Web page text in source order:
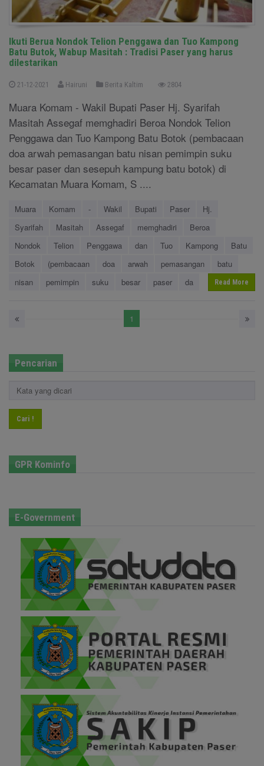
Ikuti Berua Nondok Telion Penggawa dan Tuo Kampong
Batu Butok, Wabup Masitah : Tradisi Paser yang harus
dilestarikan
21-12-2021 Hairuni Berita Kaltim 2804
Muara Komam - Wakil Bupati Paser Hj. Syarifah
Masitah Assegaf memghadiri Beroa Nondok Telion
Penggawa dan Tuo Kampong Batu Botok (pembacaan
doa arwah pemasangan batu nisan pemimpin suku
besar paser dan sesepuh kampung batu botok) di
Kecamatan Muara Komam, S ....
Muara Komam - Wakil Bupati Paser
Hj.
Syarifah
Masitah Assegaf memghadiri
Beroa
Nondok
Telion Penggawa dan Tuo Kampong
Batu
Botok
(pembacaan doa arwah pemasangan
batu
nisan
pemimpin suku besar paser da Read More
1
Pencarian
Cari !
GPR Kominfo
E-Government